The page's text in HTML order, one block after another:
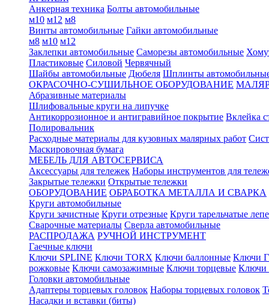
Анкерная техника Болты автомобильные
м10 м12 м8
Винты автомобильные Гайки автомобильные
м8 м10 м12
Заклепки автомобильные Саморезы автомобильные
Пластиковые Силовой Червячный
Шайбы автомобильные Дюбеля Шплинты
ОКРАСОЧНО-СУШИЛЬНОЕ ОБОРУДОВАНИЕ
Абразивные материалы
Шлифовальные круги на липучке
Антикоррозионное и антигравийное покрытие Вклейка
Полировальник
Расходные материалы для кузовных малярных работ
Маскировочная бумага
МЕБЕЛЬ ДЛЯ АВТОСЕРВИСА
Аксессуары для тележек Наборы инструментов для
Закрытые тележки Открытые тележки
ОБОРУДОВАНИЕ ОБРАБОТКА МЕТАЛЛА И СВАРКА
Круги автомобильные
Круги зачистные Круги отрезные Круги тарельчатые
Сварочные материалы Сверла автомобильные
РАСПРОДАЖА РУЧНОЙ ИНСТРУМЕНТ
Гаечные ключи
Ключи SPLINE Ключи TORX Ключи баллонные Ключи
рожковые Ключи самозажимные Ключи торцевые Ключи
Головки автомобильные
Адаптеры торцевых головок Наборы торцевых головок
Насадки и вставки (биты)